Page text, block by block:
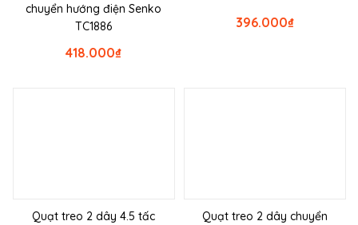
chuyển hướng điện Senko
TC1886
₫
418.000
₫
396.000
Quạt treo 2 dây 4.5 tấc
Quạt treo 2 dây chuyển